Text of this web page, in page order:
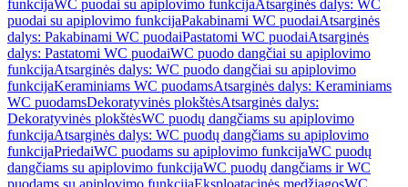
funkcijaWC puodai su apiplovimo funkcijaAtsarginės dalys: WC
puodai su apiplovimo funkcijaPakabinami WC puodaiAtsarginės
dalys: Pakabinami WC puodaiPastatomi WC puodaiAtsarginės
dalys: Pastatomi WC puodaiWC puodo dangčiai su apiplovimo
funkcijaAtsarginės dalys: WC puodo dangčiai su apiplovimo
funkcijaKeraminiams WC puodamsAtsarginės dalys: Keraminiams
WC puodamsDekoratyvinės plokštėsAtsarginės dalys:
Dekoratyvinės plokštėsWC puodų dangčiams su apiplovimo
funkcijaAtsarginės dalys: WC puodų dangčiams su apiplovimo
funkcijaPriedaiWC puodams su apiplovimo funkcijaWC puodų
dangčiams su apiplovimo funkcijaWC puodų dangčiams ir WC
puodams su apiplovimo funkcijaEksploatacinės medžiagosWC